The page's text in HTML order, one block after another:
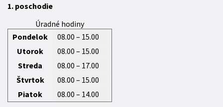
1. poschodie
Úradné hodiny
Pondelok
08.00 – 15.00
Utorok
08.00 – 15.00
Streda
08.00 – 17.00
Štvrtok
08.00 – 15.00
Piatok
08.00 – 14.00